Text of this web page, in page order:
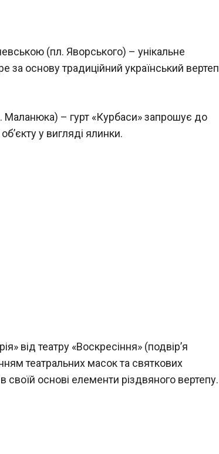
(пл. Яворського) – унікальне
за основу традиційний український вертеп
– гурт «Курбаси» запрошує до
у вигляді ялинки.
від театру «Воскресіння» (подвір’я
театральних масок та святкових
своїй основі елементи різдвяного вертепу.